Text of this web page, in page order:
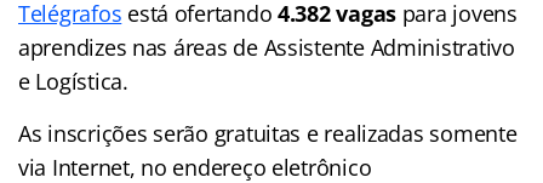
Telégrafos está ofertando 4.382 vagas para jovens
aprendizes nas áreas de Assistente Administrativo
e Logística.
As inscrições serão gratuitas e realizadas somente
via Internet, no endereço eletrônico